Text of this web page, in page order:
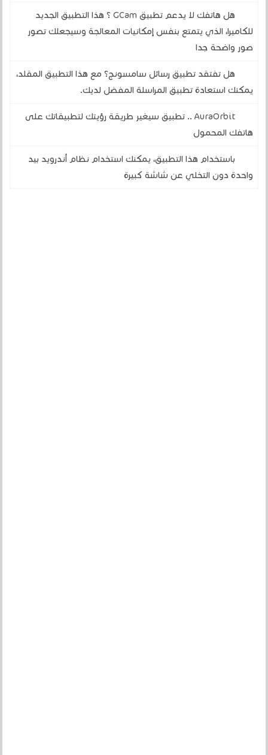
هل هاتفك لا يدعم تطبيق GCam ؟ هذا التطبيق الجديد
للكاميرا، الذي يتمتع بنفس إمكانيات المعالجة وسيجعلك تصور
صور واضحة جدا
هل تفتقد تطبيق رسائل سامسونج؟ مع هذا التطبيق المقلد،
يمكنك استعادة تطبيق المراسلة المفضل لديك.
AuraOrbit .. تطبيق سيغير طريقة رؤيتك لتطبيقاتك على
هاتفك المحمول
باستخدام هذا التطبيق، يمكنك استخدام نظام أندرويد بيد
واحدة دون التخلي عن شاشة كبيرة